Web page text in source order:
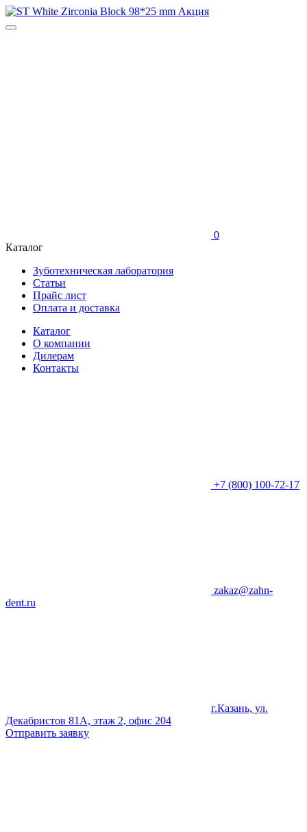
0
Каталог
Зуботехническая лаборатория
Статьи
Прайс лист
Оплата и доставка
Каталог
О компании
Дилерам
Контакты
+7 (800) 100-72-17
zakaz@zahn-
dent.ru
г.Казань, ул.
Декабристов 81А, этаж 2, офис 204
Отправить заявку